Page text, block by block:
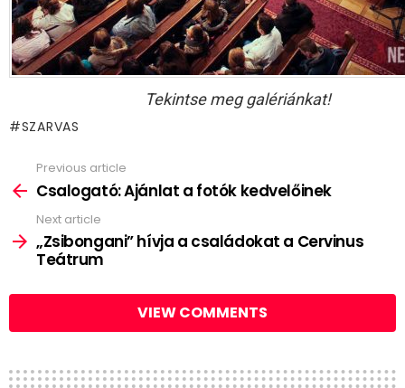
Tekintse meg galériánkat!
SZARVAS
more
Previous article
Csalogató: Ajánlat a fotók kedvelőinek
Next article
„Zsibongani” hívja a családokat a Cervinus
Teátrum
VIEW COMMENTS